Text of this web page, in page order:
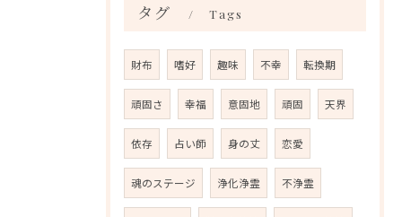
タグ Tags
財布 嗜好 趣味 不幸 転換期
頑固さ 幸福 意固地 頑固 天界
依存 占い師 身の丈 恋愛
魂のステージ 浄化浄霊 不浄霊